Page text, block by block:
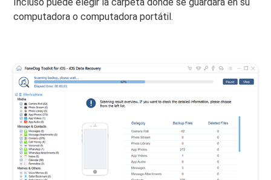
computadora o computadora portátil.